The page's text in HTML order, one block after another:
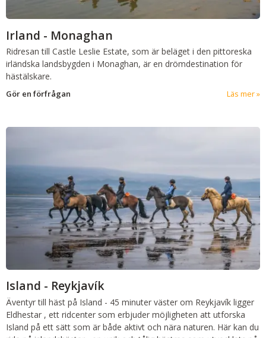
Irland - Monaghan
Ridresan till Castle Leslie Estate, som är beläget i den pittoreska
irländska landsbygden i Monaghan, är en drömdestination för
hästälskare.
Gör en förfrågan Läs mer
Island - Reykjavík
Äventyr till häst på Island - 45 minuter väster om Reykjavík ligger
Eldhestar , ett ridcenter som erbjuder möjligheten att utforska
Island på ett sätt som är både aktivt och nära naturen. Här kan du